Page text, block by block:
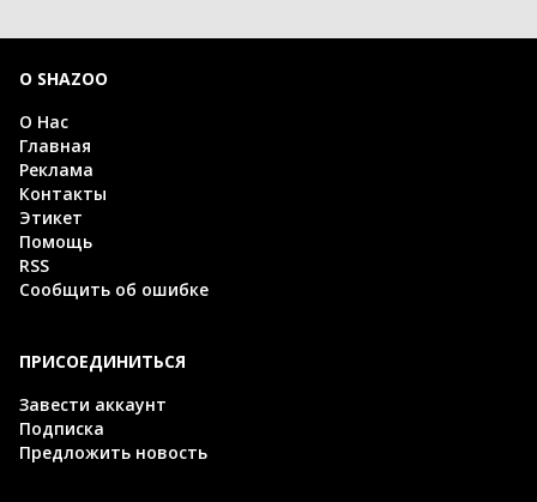
О SHAZOO
О Нас
Главная
Реклама
Контакты
Этикет
Помощь
RSS
Сообщить об ошибке
ПРИСОЕДИНИТЬСЯ
Завести аккаунт
Подписка
Предложить новость